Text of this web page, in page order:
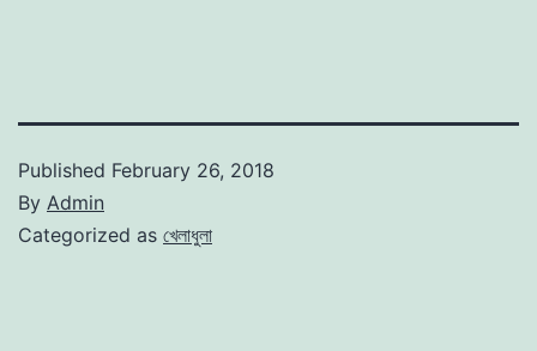
Published February 26, 2018
By Admin
Categorized as খেলাধুলা